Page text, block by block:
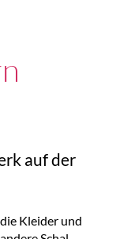
auf der
Kleider und